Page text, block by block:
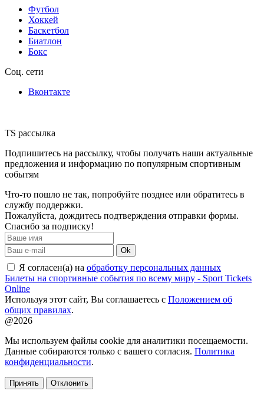
Футбол
Хоккей
Баскетбол
Биатлон
Бокс
Соц. сети
Вконтакте
TS рассылка
Подпишитесь на рассылку, чтобы получать наши актуальные
предложения и информацию по популярным спортивным
событям
Что-то пошло не так, попробуйте позднее или обратитесь в
службу поддержки.
Пожалуйста, дождитесь подтверждения отправки формы.
Спасибо за подписку!
Ok
Я согласен(а) на обработку персональных данных
Билеты на спортивные события по всему миру - Sport Tickets
Online
Используя этот сайт, Вы соглашаетесь с Положением об
общих правилах.
@2026
Мы используем файлы cookie для аналитики посещаемости.
Данные собираются только с вашего согласия. Политика
конфиденциальности.
Принять Отклонить